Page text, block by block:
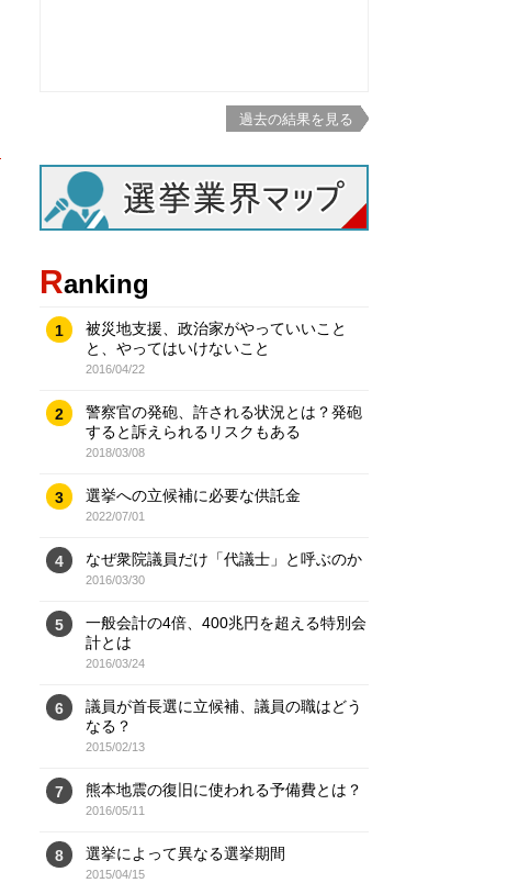
過去の結果を見る
Ranking
1
被災地支援、政治家がやっていいこと
と、やってはいけないこと
2016/04/22
2
警察官の発砲、許される状況とは？発砲
すると訴えられるリスクもある
2018/03/08
3 選挙への立候補に必要な供託金
2022/07/01
4 なぜ衆院議員だけ「代議士」と呼ぶのか
2016/03/30
5
一般会計の4倍、400兆円を超える特別会
計とは
2016/03/24
6
議員が首長選に立候補、議員の職はどう
なる？
2015/02/13
7 熊本地震の復旧に使われる予備費とは？
2016/05/11
8 選挙によって異なる選挙期間
2015/04/15